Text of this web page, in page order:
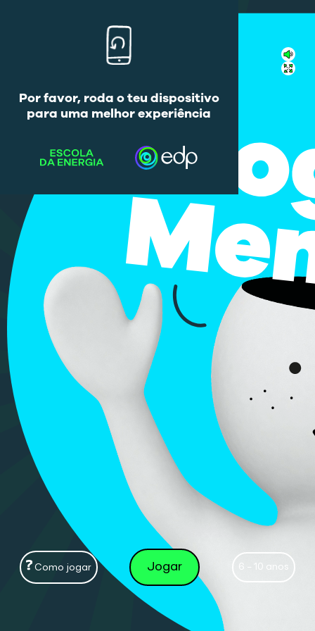
Por favor, roda o teu dispositivo
para uma melhor experiência
Como jogar Jogar 6 - 10 anos